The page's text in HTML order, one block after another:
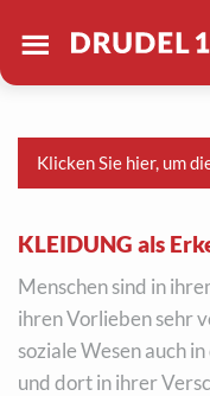
Drudel 11
Klicken Sie hier, um
KLEIDUNG als
Menschen sind in
ihren Vorlieben sehr
soziale Wesen auch
und dort in ihrer